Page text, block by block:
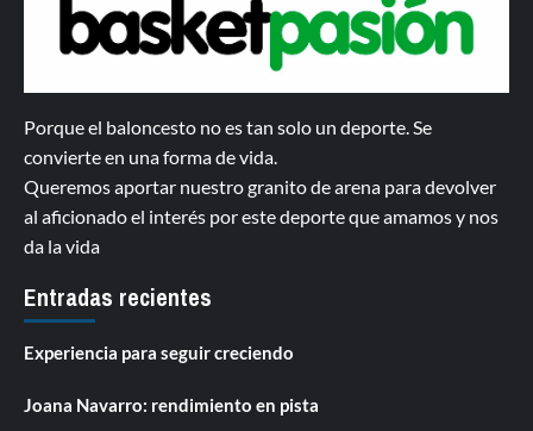
Porque el baloncesto no es tan solo un deporte. Se
convierte en una forma de vida.
Queremos aportar nuestro granito de arena para devolver
al aficionado el interés por este deporte que amamos y nos
da la vida
Entradas recientes
Experiencia para seguir creciendo
Joana Navarro: rendimiento en pista